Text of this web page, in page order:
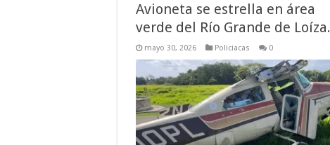
Avioneta se estrella en área
verde del Río Grande de Loíza.
mayo 30, 2026 Policiacas 0